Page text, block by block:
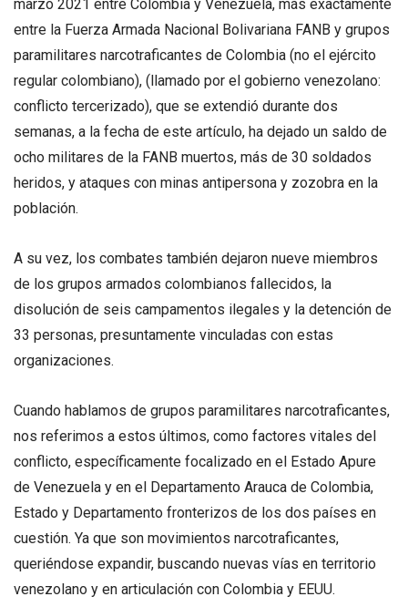
marzo 2021 entre Colombia y Venezuela, más exactamente
entre la Fuerza Armada Nacional Bolivariana FANB y grupos
paramilitares narcotraficantes de Colombia (no el ejército
regular colombiano), (llamado por el gobierno venezolano:
conflicto tercerizado), que se extendió durante dos
semanas, a la fecha de este artículo, ha dejado un saldo de
ocho militares de la FANB muertos, más de 30 soldados
heridos, y ataques con minas antipersona y zozobra en la
población.
A su vez, los combates también dejaron nueve miembros
de los grupos armados colombianos fallecidos, la
disolución de seis campamentos ilegales y la detención de
33 personas, presuntamente vinculadas con estas
organizaciones.
Cuando hablamos de grupos paramilitares narcotraficantes,
nos referimos a estos últimos, como factores vitales del
conflicto, específicamente focalizado en el Estado Apure
de Venezuela y en el Departamento Arauca de Colombia,
Estado y Departamento fronterizos de los dos países en
cuestión. Ya que son movimientos narcotraficantes,
queriéndose expandir, buscando nuevas vías en territorio
venezolano y en articulación con Colombia y EEUU.